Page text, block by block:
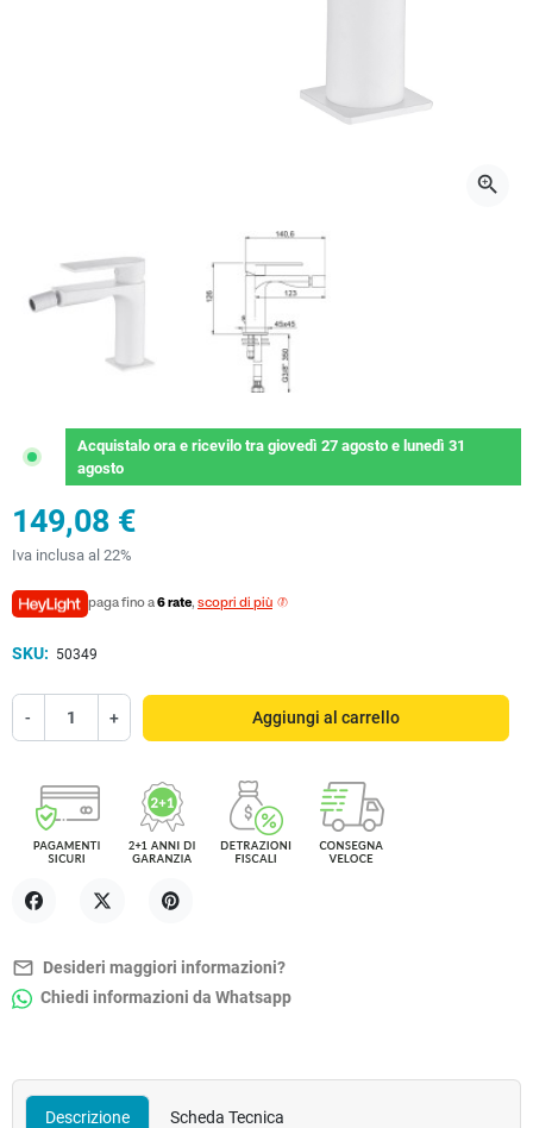
zoom_in
Acquistalo orae ricevilo tra giovedì 27 agostoe lunedì 31
agosto
149,08 €
Iva inclusa al 22%
paga fino a6 rate, scopri di più
SKU: 50349
- + Aggiungi al carrello
mail_outline Desideri maggiori informazioni?
Chiedi informazioni da Whatsapp
Descrizione Scheda Tecnica